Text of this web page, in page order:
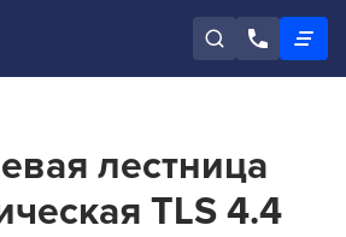
лестница
TLS 4.4